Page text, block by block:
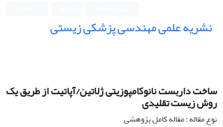
نشریه علمی مهندسی پزشکی زیستی
ساخت داربست نانوکامپوزیتی ژلاتین/آپاتیت از طریق یک
روش زیست تقلیدی
نوع مقاله : مقاله کامل پژوهشی